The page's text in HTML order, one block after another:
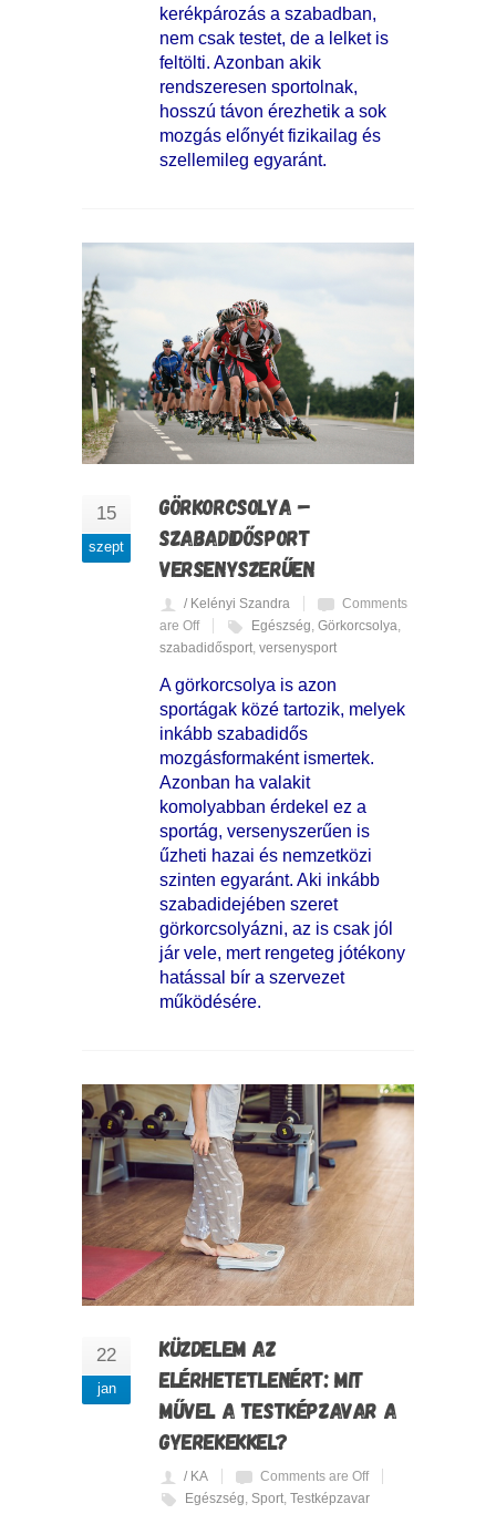
kerékpározás a szabadban,
nem csak testet, de a lelket is
feltölti. Azonban akik
rendszeresen sportolnak,
hosszú távon érezhetik a sok
mozgás előnyét fizikailag és
szellemileg egyaránt.
15
szept
GÖRKORCSOLYA –
SZABADIDŐSPORT
VERSENYSZERŰEN
/ Kelényi Szandra
Comments
are Off
Egészség, Görkorcsolya,
szabadidősport, versenysport
A görkorcsolya is azon
sportágak közé tartozik, melyek
inkább szabadidős
mozgásformaként ismertek.
Azonban ha valakit
komolyabban érdekel ez a
sportág, versenyszerűen is
űzheti hazai és nemzetközi
szinten egyaránt. Aki inkább
szabadidejében szeret
görkorcsolyázni, az is csak jól
jár vele, mert rengeteg jótékony
hatással bír a szervezet
működésére.
22
jan
KÜZDELEM AZ
ELÉRHETETLENÉRT: MIT
MŰVEL A TESTKÉPZAVAR A
GYEREKEKKEL?
/ KA
Comments are Off
Egészség, Sport, Testképzavar